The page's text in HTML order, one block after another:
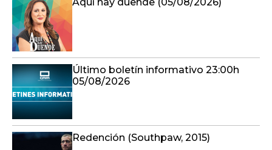
Aquí hay duende (05/08/2026)
Último boletín informativo 23:00h
05/08/2026
Redención (Southpaw, 2015)